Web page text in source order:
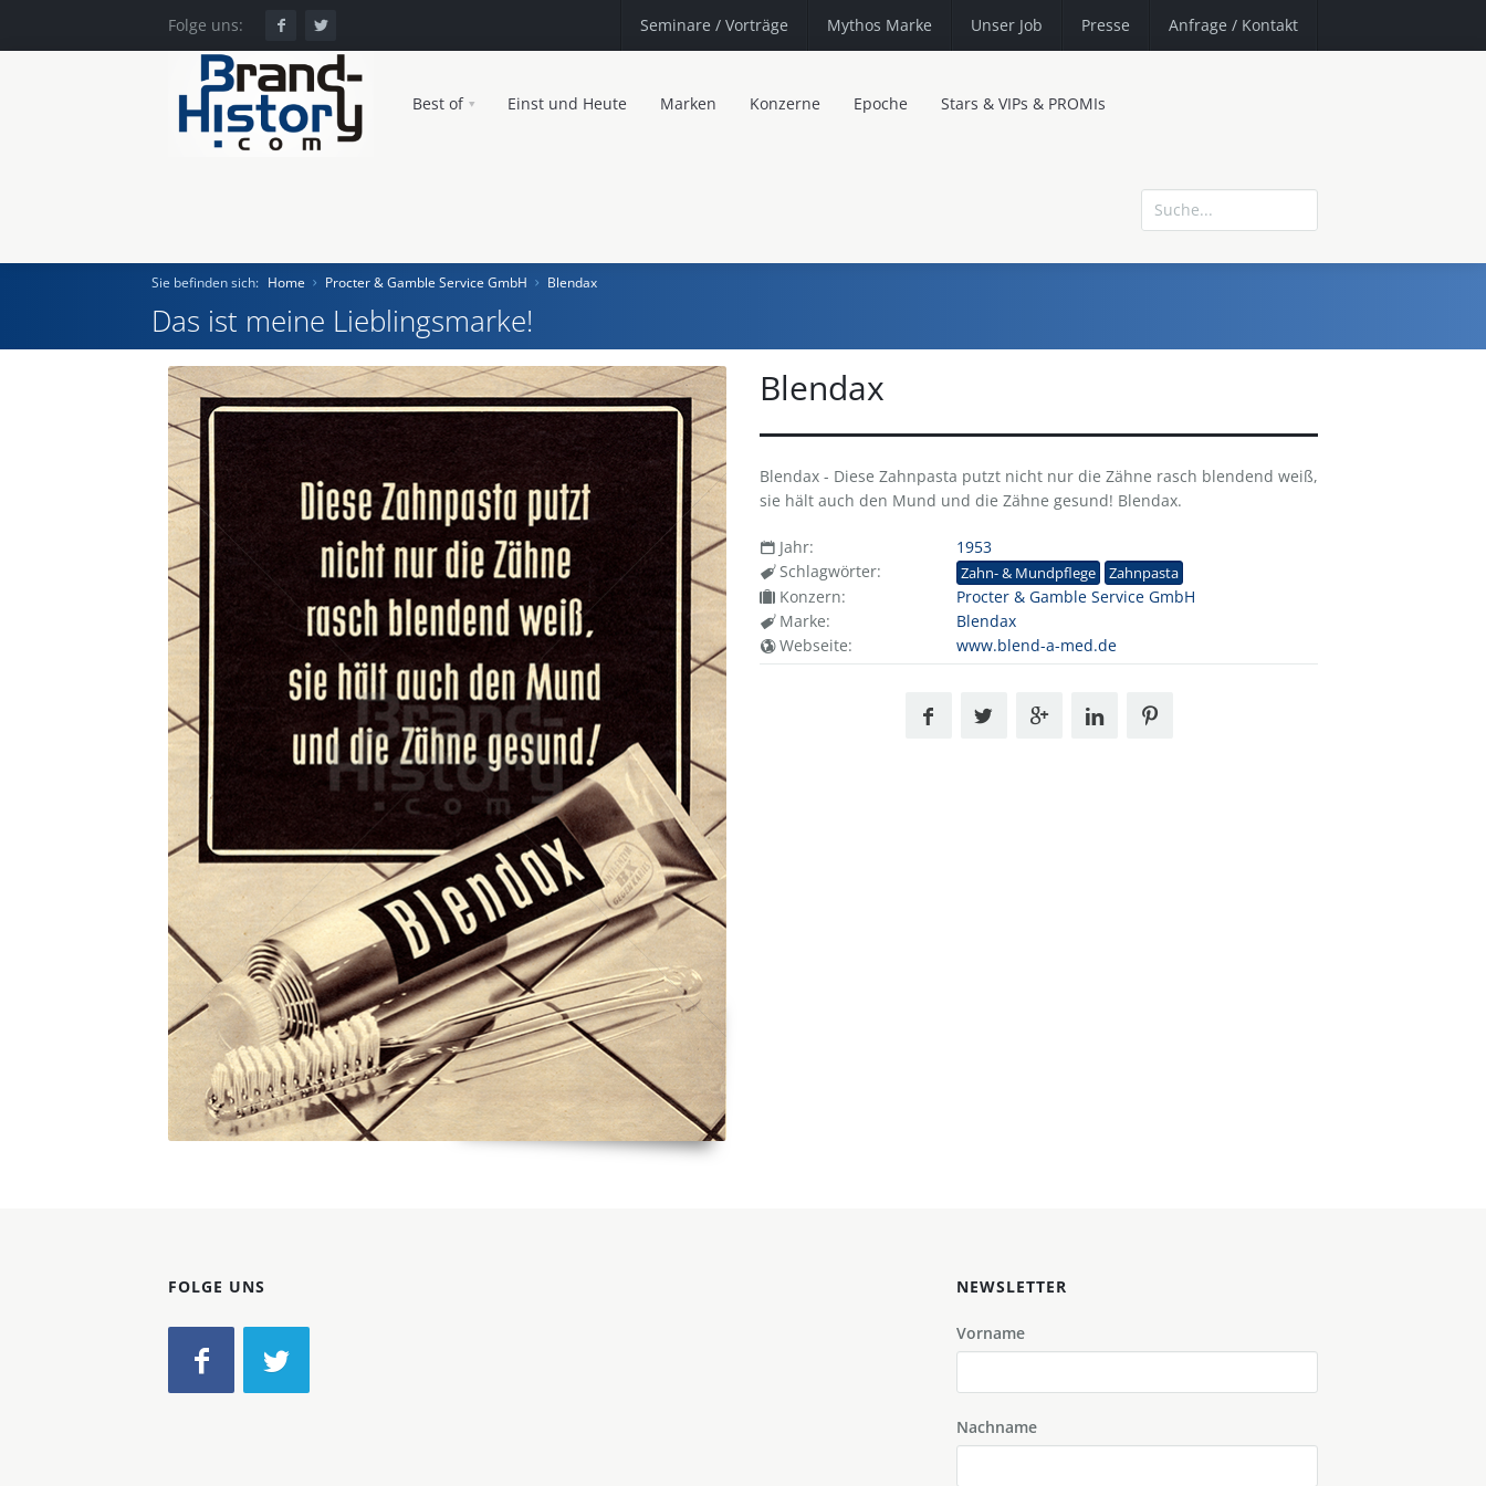
Folge uns: Seminare / Vorträge Mythos Marke Unser Job Presse Anfrage / Kontakt
Best of Einst und Heute Marken Konzerne Epoche Stars & VIPs & PROMIs
Home
Einst und Heute
Marken
Konzerne
Epoche
Sie befinden sich: Home Procter & Gamble Service GmbH Blendax
Das ist meine Lieblingsmarke!
Blendax
Blendax - Diese Zahnpasta putzt nicht nur die Zähne rasch blendend weiß,
sie hält auch den Mund und die Zähne gesund! Blendax.
Jahr:
1953
Schlagwörter:
Zahn- & Mundpflege Zahnpasta
Konzern:
Procter & Gamble Service GmbH
Marke:
Blendax
Webseite:
www.blend-a-med.de
FOLGE UNS NEWSLETTER
Vorname
Nachname